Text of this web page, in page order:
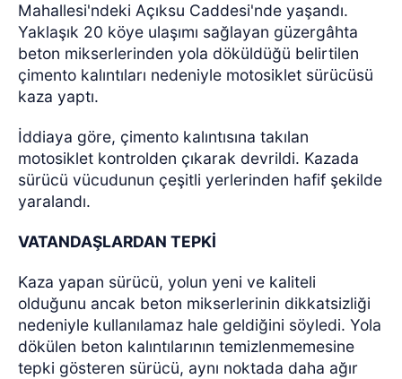
Mahallesi'ndeki Açıksu Caddesi'nde yaşandı.
Yaklaşık 20 köye ulaşımı sağlayan güzergâhta
beton mikserlerinden yola döküldüğü belirtilen
çimento kalıntıları nedeniyle motosiklet sürücüsü
kaza yaptı.
İddiaya göre, çimento kalıntısına takılan
motosiklet kontrolden çıkarak devrildi. Kazada
sürücü vücudunun çeşitli yerlerinden hafif şekilde
yaralandı.
VATANDAŞLARDAN TEPKİ
Kaza yapan sürücü, yolun yeni ve kaliteli
olduğunu ancak beton mikserlerinin dikkatsizliği
nedeniyle kullanılamaz hale geldiğini söyledi. Yola
dökülen beton kalıntılarının temizlenmemesine
tepki gösteren sürücü, aynı noktada daha ağır